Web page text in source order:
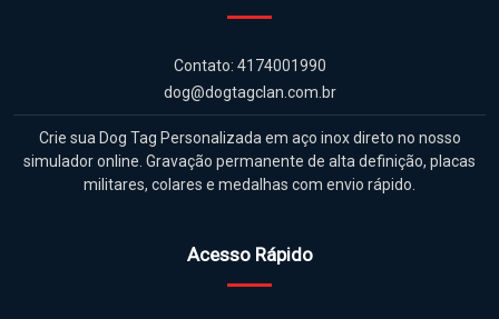
Contato: 4174001990
dog@dogtagclan.com.br
Crie sua Dog Tag Personalizada em aço inox direto no nosso
simulador online. Gravação permanente de alta definição, placas
militares, colares e medalhas com envio rápido.
Acesso Rápido